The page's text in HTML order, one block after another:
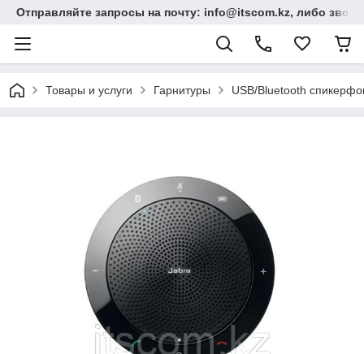
Отправляйте запросы на почту: info@itscom.kz, либо
Товары и услуги Гарнитуры USB/Bluetooth